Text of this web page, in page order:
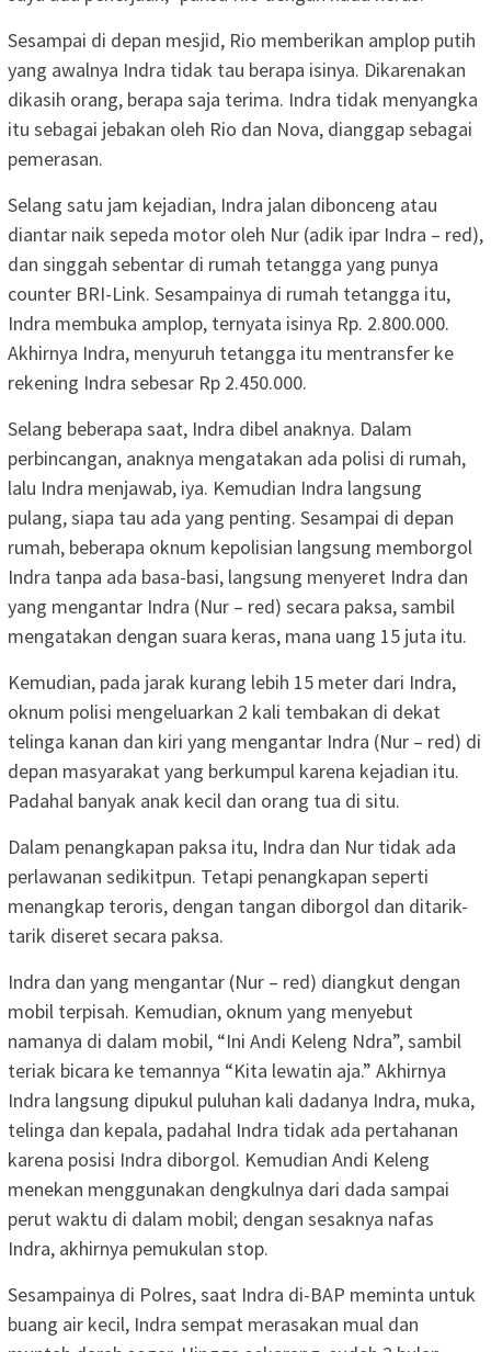
Sesampai di depan mesjid, Rio memberikan amplop putih
yang awalnya Indra tidak tau berapa isinya. Dikarenakan
dikasih orang, berapa saja terima. Indra tidak menyangka
itu sebagai jebakan oleh Rio dan Nova, dianggap sebagai
pemerasan.
Selang satu jam kejadian, Indra jalan dibonceng atau
diantar naik sepeda motor oleh Nur (adik ipar Indra – red),
dan singgah sebentar di rumah tetangga yang punya
counter BRI-Link. Sesampainya di rumah tetangga itu,
Indra membuka amplop, ternyata isinya Rp. 2.800.000.
Akhirnya Indra, menyuruh tetangga itu mentransfer ke
rekening Indra sebesar Rp 2.450.000.
Selang beberapa saat, Indra dibel anaknya. Dalam
perbincangan, anaknya mengatakan ada polisi di rumah,
lalu Indra menjawab, iya. Kemudian Indra langsung
pulang, siapa tau ada yang penting. Sesampai di depan
rumah, beberapa oknum kepolisian langsung memborgol
Indra tanpa ada basa-basi, langsung menyeret Indra dan
yang mengantar Indra (Nur – red) secara paksa, sambil
mengatakan dengan suara keras, mana uang 15 juta itu.
Kemudian, pada jarak kurang lebih 15 meter dari Indra,
oknum polisi mengeluarkan 2 kali tembakan di dekat
telinga kanan dan kiri yang mengantar Indra (Nur – red) di
depan masyarakat yang berkumpul karena kejadian itu.
Padahal banyak anak kecil dan orang tua di situ.
Dalam penangkapan paksa itu, Indra dan Nur tidak ada
perlawanan sedikitpun. Tetapi penangkapan seperti
menangkap teroris, dengan tangan diborgol dan ditarik-
tarik diseret secara paksa.
Indra dan yang mengantar (Nur – red) diangkut dengan
mobil terpisah. Kemudian, oknum yang menyebut
namanya di dalam mobil, “Ini Andi Keleng Ndra”, sambil
teriak bicara ke temannya “Kita lewatin aja.” Akhirnya
Indra langsung dipukul puluhan kali dadanya Indra, muka,
telinga dan kepala, padahal Indra tidak ada pertahanan
karena posisi Indra diborgol. Kemudian Andi Keleng
menekan menggunakan dengkulnya dari dada sampai
perut waktu di dalam mobil; dengan sesaknya nafas
Indra, akhirnya pemukulan stop.
Sesampainya di Polres, saat Indra di-BAP meminta untuk
buang air kecil, Indra sempat merasakan mual dan